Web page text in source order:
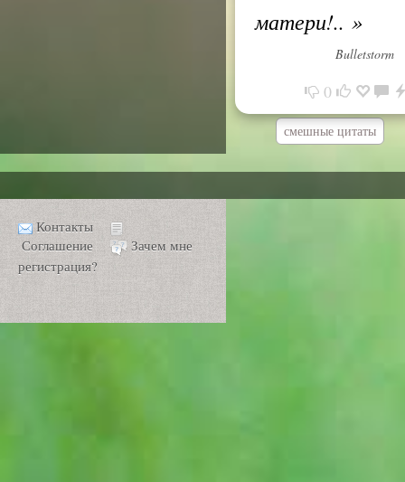
матери!.. »
Bulletstorm
0
смешные цитаты
Контакты
Соглашение
Зачем мне
регистрация?